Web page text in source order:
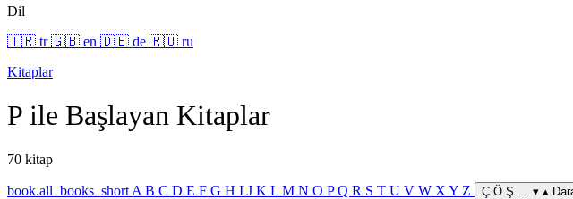
Dil
🇹🇷 tr 🇬🇧 en 🇩🇪 de 🇷🇺 ru
Kitaplar
P ile Başlayan Kitaplar
70 kitap
book.all_books_short A B C D E F G H I J K L M N O PQ R S T U V W X Y Z Ç Ö Ş … ▾ ▴